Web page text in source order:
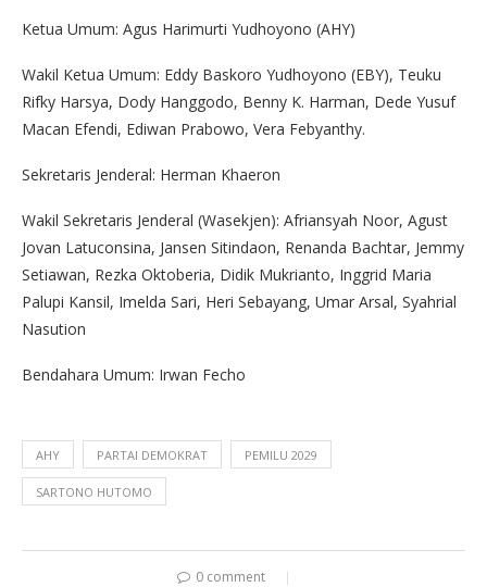
Ketua Umum: Agus Harimurti Yudhoyono (AHY)
Wakil Ketua Umum: Eddy Baskoro Yudhoyono (EBY), Teuku
Rifky Harsya, Dody Hanggodo, Benny K. Harman, Dede Yusuf
Macan Efendi, Ediwan Prabowo, Vera Febyanthy.
Sekretaris Jenderal: Herman Khaeron
Wakil Sekretaris Jenderal (Wasekjen): Afriansyah Noor, Agust
Jovan Latuconsina, Jansen Sitindaon, Renanda Bachtar, Jemmy
Setiawan, Rezka Oktoberia, Didik Mukrianto, Inggrid Maria
Palupi Kansil, Imelda Sari, Heri Sebayang, Umar Arsal, Syahrial
Nasution
Bendahara Umum: Irwan Fecho
AHY PARTAI DEMOKRAT PEMILU 2029
SARTONO HUTOMO
0 comment